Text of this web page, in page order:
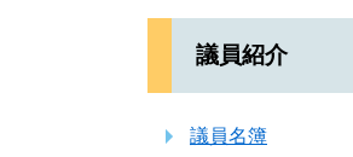
議員紹介
議員名簿